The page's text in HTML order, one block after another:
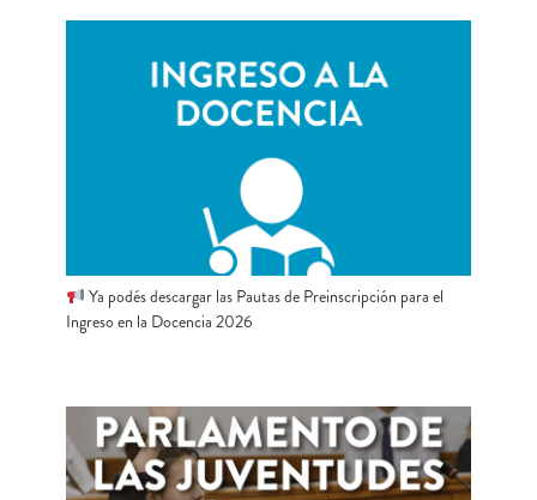
Ya podés descargar las Pautas de Preinscripción para el
Ingreso en la Docencia 2026